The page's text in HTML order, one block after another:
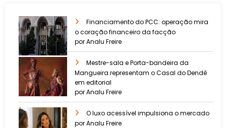
Financiamento do PCC: operação mira
o coração financeiro da facção
por Analu Freire
Mestre-sala e Porta-bandeira da
Mangueira representam o Casal do Dendê
em editorial
por Analu Freire
O luxo acessível impulsiona o mercado
por Analu Freire